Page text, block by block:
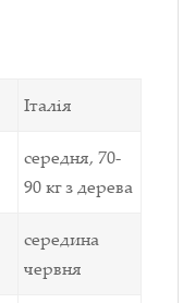
Італія
середня, 70-
90 кг з дерева
середина
червня